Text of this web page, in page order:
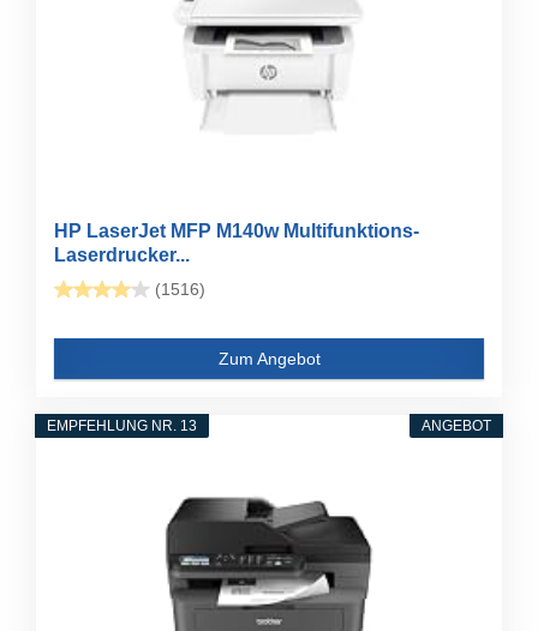
HP LaserJet MFP M140w Multifunktions-
Laserdrucker...
(1516)
Zum Angebot
ANGEBOT
EMPFEHLUNG NR. 13